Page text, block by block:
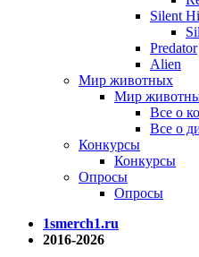
Silent
Predator
Alien
Мир животных
Мир
Все о
Все о
Конкурсы
Конкурсы
Опросы
Опросы
1smerch1.ru
2016-2026